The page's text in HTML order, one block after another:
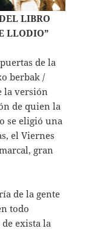
LIBRO
LLODIO”
de la
berbak /
la versión
de quien la
se eligió una
el Viernes
gran
de la gente
todo
exista la